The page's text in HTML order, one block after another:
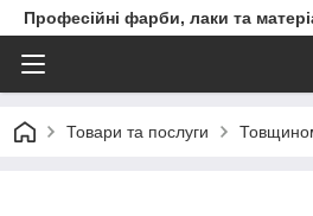
Професійні фарби, лаки та
Товари та послуги